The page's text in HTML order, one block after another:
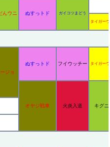
んウニ ぬすっトド ガイコツまどう
タイガー
ジョ
ぬすっトド フイウッチー タイガー
オヤジ戦車 火炎入道 キグニ